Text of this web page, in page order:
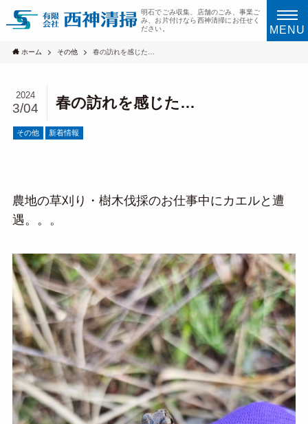
明石でごみ収集、店舗のごみ、事業ご
み、お片付けなら西神清掃にお任せく
ださい。
MENU
ホーム その他 春の訪れを感じた…
春の訪れを感じた…
2024
3/04
その他 新着情報
農地の草刈り・樹木伐採のお仕事中にカエルと遭
遇。。。